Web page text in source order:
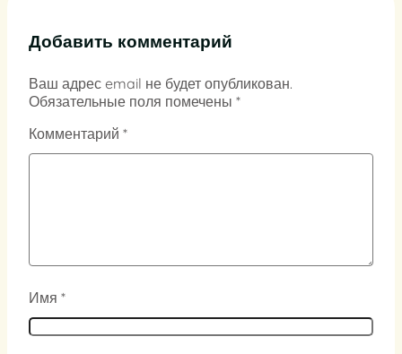
Добавить комментарий
Ваш адрес email не будет опубликован.
Обязательные поля помечены *
Комментарий *
Имя *